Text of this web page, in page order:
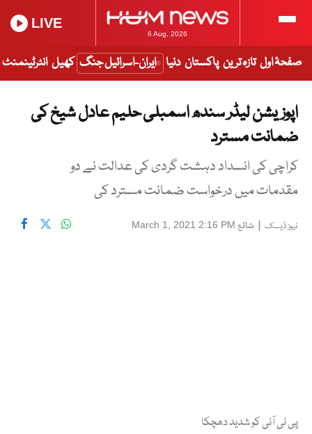
6 Aug, 2026
LIVE
صفحۂ اول تازہ ترین پاکستان دنیا ایران-اسرائیل جنگ کھیل انٹرٹینمنٹ
اپوزیشن لیڈر سندھ اسمبلی حلیم عادل شیخ کی
ضمانت مسترد
کراچی کی انسداد دہشت گردی کی عدالت نے دو
مقدمات میں درخواست ضمانت مسترد کی
نیوز ڈیسک | شائع March 1, 2021 2:16 PM
پی ٹی آئی کو شدید دھچکا